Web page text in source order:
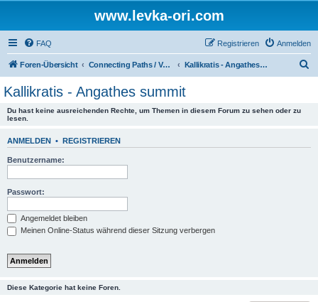
www.levka-ori.com
FAQ Anmelden
Registrieren
Foren-Übersicht Connecting Paths / Verbindungswege Kallikratis - Angathes summit
Kallikratis - Angathes summit
Du hast keine ausreichenden Rechte, um Themen in diesem Forum zu sehen oder zu
lesen.
ANMELDEN • REGISTRIEREN
Benutzername:
Passwort:
Angemeldet bleiben
Meinen Online-Status während dieser Sitzung verbergen
Diese Kategorie hat keine Foren.